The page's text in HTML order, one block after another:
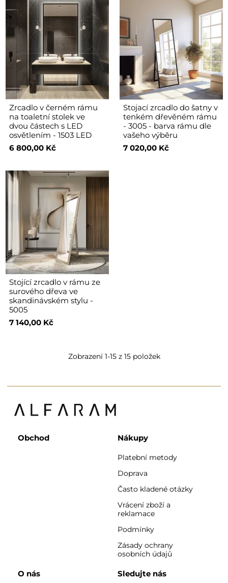
Zrcadlo v černém rámu
na toaletní stolek ve
dvou částech s LED
osvětlením - 1503 LED
6 800,00 Kč
Stojací zrcadlo do šatny v
tenkém dřevěném rámu
- 3005 - barva rámu dle
vašeho výběru
7 020,00 Kč
Stojící zrcadlo v rámu ze
surového dřeva ve
skandinávském stylu -
5005
7 140,00 Kč
Zobrazení 1-15 z 15 položek
Obchod Nákupy
Platební metody
Doprava
Často kladené otázky
Vrácení zboží a
reklamace
Podmínky
Zásady ochrany
osobních údajů
O nás Sledujte nás